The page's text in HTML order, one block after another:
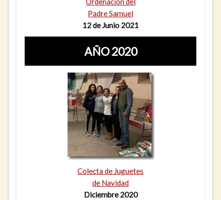
Padre Samuel
12 de Junio 2021
AÑO 2020
Colecta de Juguetes
de Navidad
Diciembre 2020